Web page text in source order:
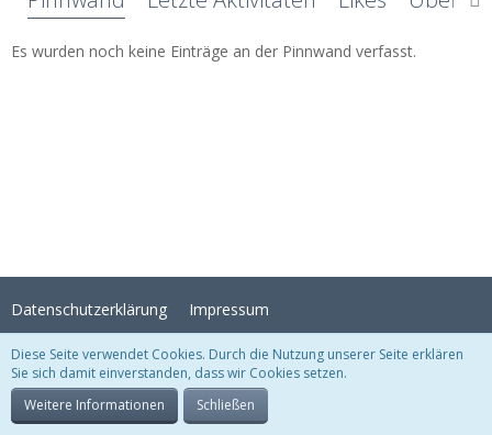
Es wurden noch keine Einträge an der Pinnwand verfasst.
Datenschutzerklärung Impressum
Stil:Crystal Temptation , erstellt vonKittMedia
Community-Software:
Diese Seite verwendet Cookies. Durch die Nutzung unserer Seite erklären
Sie sich damit einverstanden, dass wir Cookies setzen.
Weitere Informationen
Schließen